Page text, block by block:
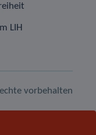
LIH
vorbehalten